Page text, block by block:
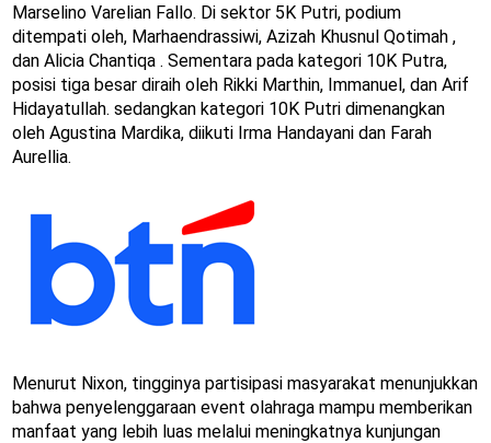
Marselino Varelian Fallo. Di sektor 5K Putri, podium
ditempati oleh, Marhaendrassiwi, Azizah Khusnul Qotimah ,
dan Alicia Chantiqa . Sementara pada kategori 10K Putra,
posisi tiga besar diraih oleh Rikki Marthin, Immanuel, dan Arif
Hidayatullah. sedangkan kategori 10K Putri dimenangkan
oleh Agustina Mardika, diikuti Irma Handayani dan Farah
Aurellia.
Menurut Nixon, tingginya partisipasi masyarakat menunjukkan
bahwa penyelenggaraan event olahraga mampu memberikan
manfaat yang lebih luas melalui meningkatnya kunjungan